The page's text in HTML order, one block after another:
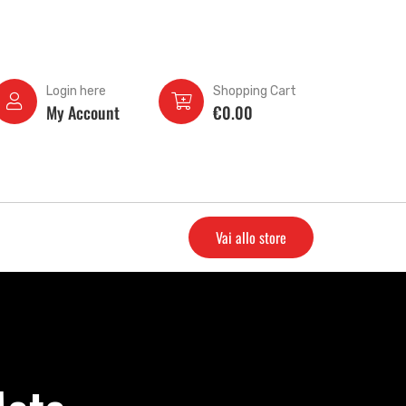
Login here
My Account
Shopping Cart
€0.00
Vai allo store